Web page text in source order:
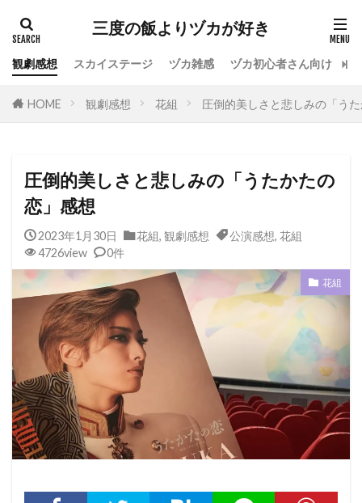
三度の飯よりヅカが好き
観劇感想 スカイステージ ヅカ雑感 ヅカ初心者さん向け
HOME 観劇感想 花組 圧倒的美しさと悲しみの「う
圧倒的美しさと悲しみの「うたかたの
恋」感想
2023年1月30日 花組, 観劇感想 公演感想, 花組
4726view
0件
花組
専科 花組 月組 雪組
星組
スカステ
オペラグラス
レヴュースタァライト
おすすめ飲食店
拍手
初観劇
観劇マナー
かげきしょうじょ!!